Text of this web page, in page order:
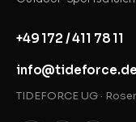
+49 172 / 411 78 11
info@tideforce.de
TIDEFORCE UG ·